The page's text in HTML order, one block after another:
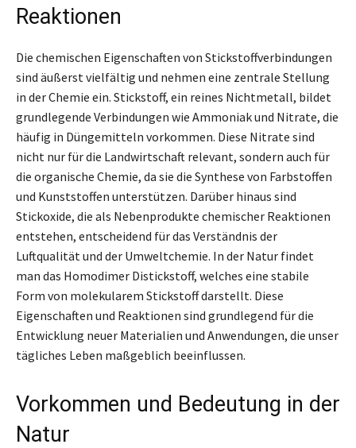
Reaktionen
Die chemischen Eigenschaften von Stickstoffverbindungen
sind äußerst vielfältig und nehmen eine zentrale Stellung
in der Chemie ein. Stickstoff, ein reines Nichtmetall, bildet
grundlegende Verbindungen wie Ammoniak und Nitrate, die
häufig in Düngemitteln vorkommen. Diese Nitrate sind
nicht nur für die Landwirtschaft relevant, sondern auch für
die organische Chemie, da sie die Synthese von Farbstoffen
und Kunststoffen unterstützen. Darüber hinaus sind
Stickoxide, die als Nebenprodukte chemischer Reaktionen
entstehen, entscheidend für das Verständnis der
Luftqualität und der Umweltchemie. In der Natur findet
man das Homodimer Distickstoff, welches eine stabile
Form von molekularem Stickstoff darstellt. Diese
Eigenschaften und Reaktionen sind grundlegend für die
Entwicklung neuer Materialien und Anwendungen, die unser
tägliches Leben maßgeblich beeinflussen.
Vorkommen und Bedeutung in der
Natur